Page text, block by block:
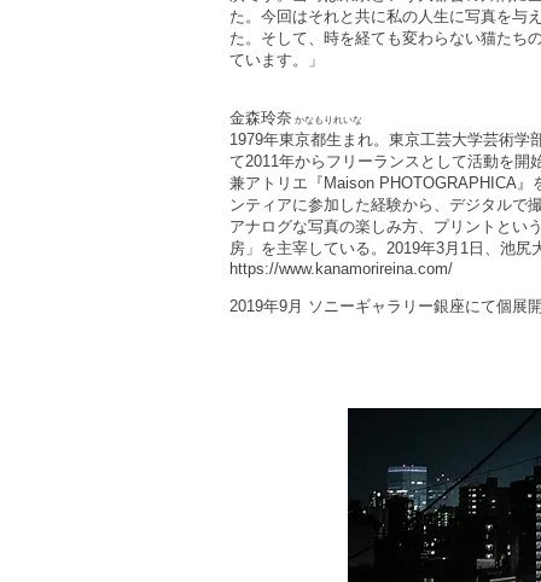
た。今回はそれと共に私の人生に写真を与
た。そして、時を経ても変わらない猫たち
ています。」
金森玲奈 かなもりれいな
1979年東京都生まれ。東京工芸大学芸術
て2011年からフリーランスとして活動を開
兼アトリエ『Maison PHOTOGRAPHICA
ンティアに参加した経験から、デジタルで
アナログな写真の楽しみ方、プリントとい
房」を主宰している。2019年3月1日、池尻
https://www.kanamorireina.com/
2019年9月 ソニーギャラリー銀座にて個展